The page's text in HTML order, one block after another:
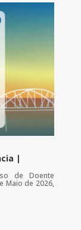
|
de Doente
Maio de 2026,